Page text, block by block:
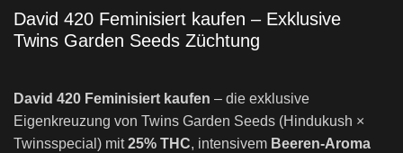
David 420 Feminisiert kaufen – Exklusive
Twins Garden Seeds Züchtung
David 420 Feminisiert kaufen – die exklusive
Eigenkreuzung von Twins Garden Seeds (Hindukush ×
Twinsspecial) mit25% THC, intensivem Beeren-Aroma